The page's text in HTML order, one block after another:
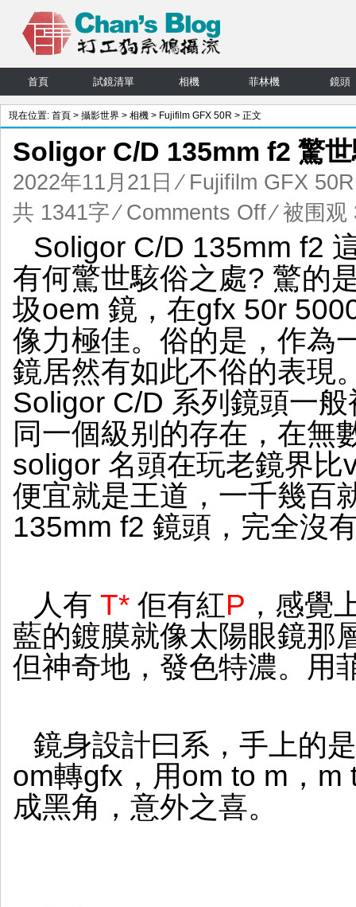
首頁 試鏡清單 相機 菲林機 鏡頭
現在位置: 首頁 > 攝影世界 > 相機 > Fujifilm GFX 50R > 正文
Soligor C/D 135mm f2 驚
2022年11月21日 ⁄ Fujifilm GFX 50R
共 1341字⁄ Comments Offon
Soligor
C/D
135mm
驚
世
的
解
像
力
⁄ 被围观
Soligor C/D 135mm f2
有何驚世駭俗之處? 驚的
圾oem 鏡，在gfx 50r
像力極佳。俗的是，作為
鏡居然有如此不俗的表現
Soligor C/D 系列鏡頭一
同一個級别的存在，在無
soligor 名頭在玩老鏡界
便宜就是王道，一千幾百
135mm f2 鏡頭，完全沒
人有 T* 佢有紅P ，感覺
藍的鍍膜就像太陽眼鏡那
但神奇地，發色特濃。用
鏡身設計曰系，手上的
om轉gfx，用om to m，
成黑角，意外之喜。